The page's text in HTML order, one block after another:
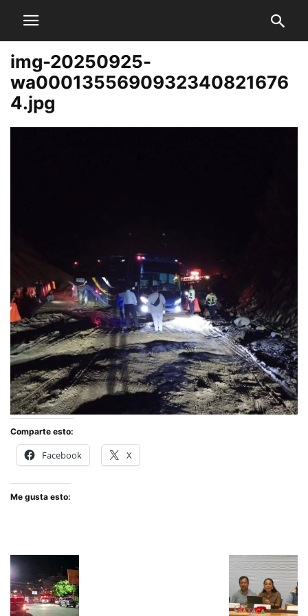
img-20250925-
wa0001355690932340821676
4.jpg
Comparte esto:
Facebook X
Me gusta esto: